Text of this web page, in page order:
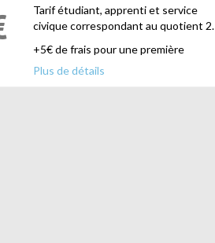
Tarif étudiant, apprenti et service
civique correspondant au quotient 2.
+5€ de frais pour une première
Plus de détails